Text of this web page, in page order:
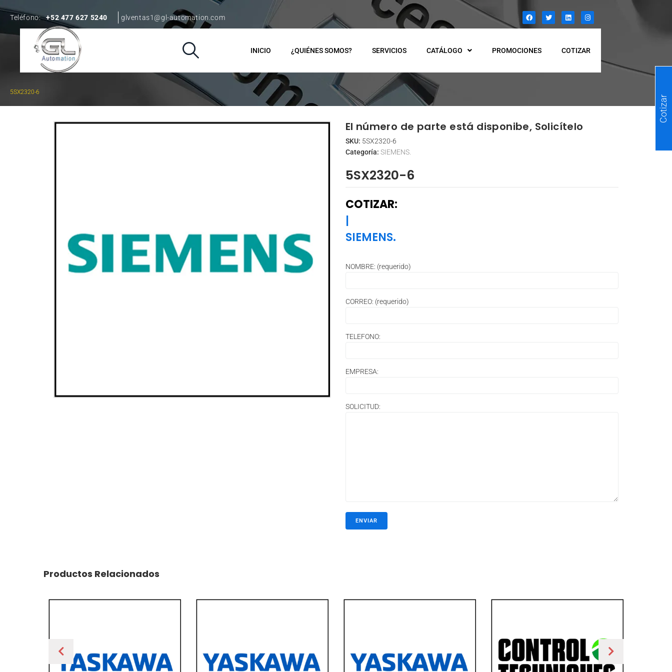
Teléfono: +52 477 627 5240 glventas1@gl-automation.com
INICIO ¿QUIÉNES SOMOS? SERVICIOS CATÁLOGO PROMOCIONES COTIZAR
5SX2320-6
El número de parte está disponibe, Solicítelo
SKU: 5SX2320-6
Categoría: SIEMENS.
5SX2320-6
COTIZAR:
|
SIEMENS.
NOMBRE: (requerido)
CORREO: (requerido)
TELEFONO:
EMPRESA:
SOLICITUD:
Productos Relacionados
Cotizar